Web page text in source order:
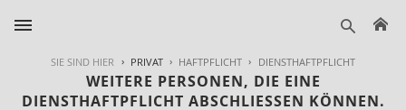
SIE SIND HIER PRIVAT HAFTPFLICHT DIENSTHAFTPFLICHT
WEITERE PERSONEN, DIE EINE
DIENSTHAFTPFLICHT ABSCHLIESSEN KÖNNEN.